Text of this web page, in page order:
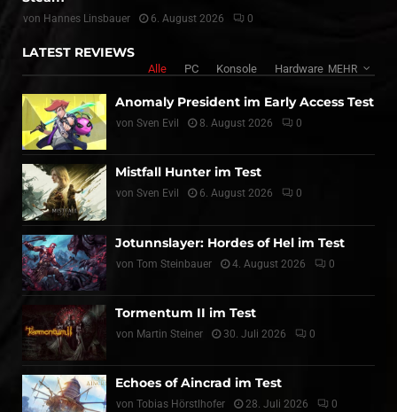
von Hannes Linsbauer 6. August 2026 0
LATEST REVIEWS
Alle PC Konsole Hardware MEHR
Anomaly President im Early Access Test
von Sven Evil 8. August 2026 0
Mistfall Hunter im Test
von Sven Evil 6. August 2026 0
Jotunnslayer: Hordes of Hel im Test
von Tom Steinbauer 4. August 2026 0
Tormentum II im Test
von Martin Steiner 30. Juli 2026 0
Echoes of Aincrad im Test
von Tobias Hörstlhofer 28. Juli 2026 0